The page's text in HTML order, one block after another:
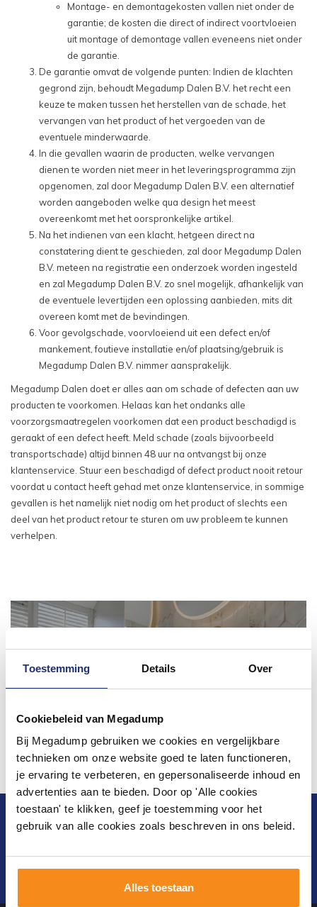
Toestemming Details Over
Cookiebeleid van Megadump
Bij Megadump gebruiken we cookies en vergelijkbare
technieken om onze website goed te laten functioneren,
je ervaring te verbeteren, en gepersonaliseerde inhoud en
advertenties aan te bieden. Door op 'Alle cookies
toestaan' te klikken, geef je toestemming voor het
gebruik van alle cookies zoals beschreven in ons beleid.
Alles toestaan
Montage- en demontagekosten vallen niet onder de
garantie; de kosten die direct of indirect voortvloeien
uit montage of demontage vallen eveneens niet onder
de garantie.
De garantie omvat de volgende punten: Indien de klachten
gegrond zijn, behoudt Megadump Dalen B.V. het recht een
keuze te maken tussen het herstellen van de schade, het
vervangen van het product of het vergoeden van de
eventuele minderwaarde.
In die gevallen waarin de producten, welke vervangen
dienen te worden niet meer in het leveringsprogramma zijn
opgenomen, zal door Megadump Dalen B.V. een alternatief
worden aangeboden welke qua design het meest
overeenkomt met het oorspronkelijke artikel.
Na het indienen van een klacht, hetgeen direct na
constatering dient te geschieden, zal door Megadump Dalen
B.V. meteen na registratie een onderzoek worden ingesteld
en zal Megadump Dalen B.V. zo snel mogelijk, afhankelijk van
de eventuele levertijden een oplossing aanbieden, mits dit
overeen komt met de bevindingen.
Voor gevolgschade, voorvloeiend uit een defect en/of
mankement, foutieve installatie en/of plaatsing/gebruik is
Megadump Dalen B.V. nimmer aansprakelijk.
Megadump Dalen doet er alles aan om schade of defecten aan uw
producten te voorkomen. Helaas kan het ondanks alle
voorzorgsmaatregelen voorkomen dat een product beschadigd is
geraakt of een defect heeft. Meld schade (zoals bijvoorbeeld
transportschade) altijd binnen 48 uur na ontvangst bij onze
klantenservice. Stuur een beschadigd of defect product nooit retour
voordat u contact heeft gehad met onze klantenservice, in sommige
gevallen is het namelijk niet nodig om het product of slechts een
deel van het product retour te sturen om uw probleem te kunnen
verhelpen.
Blijf op de hoogte van het laatste nieuws en
Verstuur